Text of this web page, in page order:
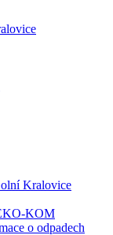
Kralovice
KOM
o odpadech